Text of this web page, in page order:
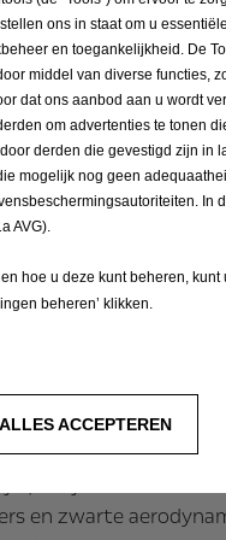
een vergelijkbare
pure
het nieuwste
van de
kenmerkende
middenvouw loopt
van een kompas,
in de vorm van
van de
en aandacht
is hij voorzien van
en zwarte
ons in staat om u essentiële
en toegankelijkheid. De
middel van diverse functies,
dat ons aanbod aan u wordt
om advertenties te tonen
derden die gevestigd zijn in
mogelijk nog geen
In
AVG).
hoe u deze kunt beheren, kunt
beheren’ klikken.
ALLES ACCEPTEREN